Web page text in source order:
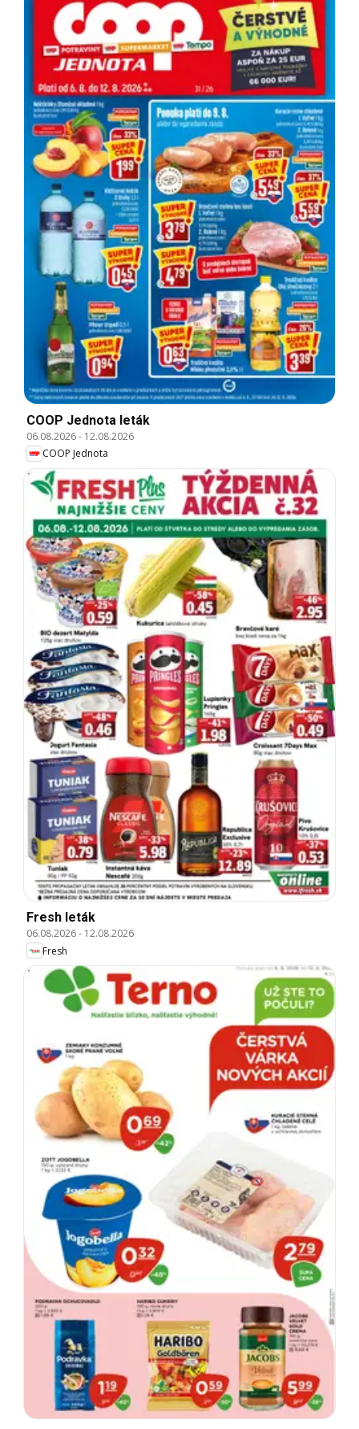
COOP Jednota leták
06.08.2026- 12.08.2026
COOP Jednota
Fresh leták
06.08.2026- 12.08.2026
Fresh